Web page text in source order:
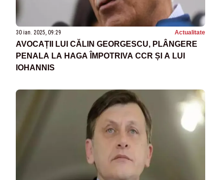
30 ian. 2025, 09:29 Actualitate
AVOCAȚII LUI CĂLIN GEORGESCU, PLÂNGERE
PENALA LA HAGA ÎMPOTRIVA CCR ȘI A LUI
IOHANNIS